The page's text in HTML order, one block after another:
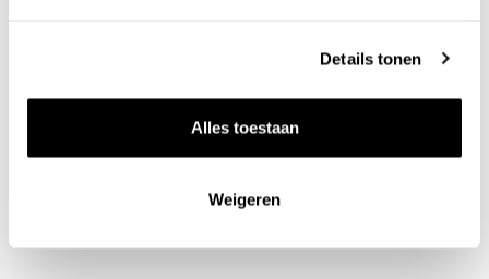
Details tonen
Alles toestaan
Weigeren
Vandaag voor 12.00 uur besteld, morgen in huis
Gratis thuisbezorgd vanaf €115,00